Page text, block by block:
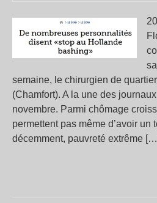
semaine, le chirurgien de
(Chamfort). A la une des
novembre. Parmi chômage
permettent pas même d’avoir un
décemment, pauvreté extrême